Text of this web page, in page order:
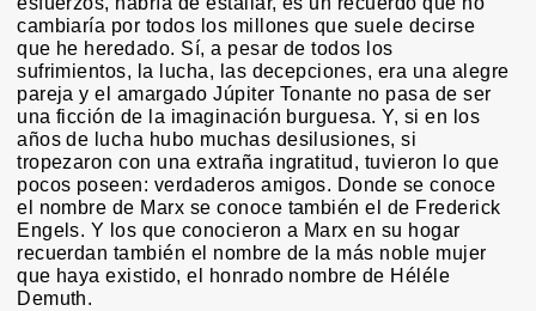
cambiaría por todos los millones que suele decirse
que he heredado. Sí, a pesar de todos los
sufrimientos, la lucha, las decepciones, era una alegre
pareja y el amargado Júpiter Tonante no pasa de ser
una ficción de la imaginación burguesa. Y, si en los
años de lucha hubo muchas desilusiones, si
tropezaron con una extraña ingratitud, tuvieron lo que
pocos poseen: verdaderos amigos. Donde se conoce
el nombre de Marx se conoce también el de Frederick
Engels. Y los que conocieron a Marx en su hogar
recuerdan también el nombre de la más noble mujer
que haya existido, el honrado nombre de Héléle
Demuth.